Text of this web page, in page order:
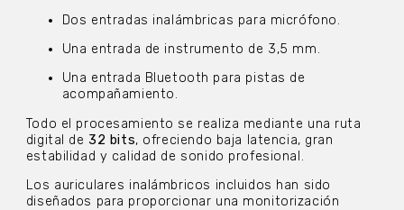
Dos entradas inalámbricas para micrófono.
Una entrada de instrumento de 3,5 mm.
Una entrada Bluetooth para pistas de
acompañamiento.
Todo el procesamiento se realiza mediante una ruta
digital de 32 bits, ofreciendo baja latencia, gran
estabilidad y calidad de sonido profesional.
Los auriculares inalámbricos incluidos han sido
diseñados para proporcionar una monitorización